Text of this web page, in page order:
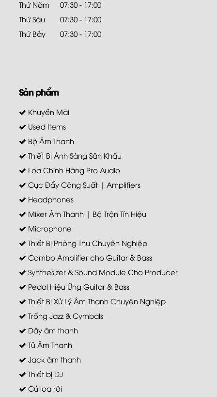
Thứ Năm
07:30 - 17:00
Thứ Sáu
07:30 - 17:00
Thứ Bảy
07:30 - 17:00
Sản phẩm
Khuyến Mãi
Used Items
Bộ Âm Thanh
Thiết Bị Ánh Sáng Sân Khấu
Loa Chính Hãng Pro Audio
Cục Đẩy Công Suất | Amplifiers
Headphones
Mixer Âm Thanh | Bộ Trộn Tín Hiệu
Microphone
Thiết Bị Phòng Thu Chuyên Nghiệp
Combo Amplifier cho Guitar & Bass
Synthesizer & Sound Module Cho Producer
Pedal Hiệu Ứng Guitar & Bass
Thiết Bị Xử Lý Âm Thanh Chuyên Nghiệp
Trống Jazz & Cymbals
Dây âm thanh
Tủ Âm Thanh
Jack âm thanh
Thiết bị DJ
Củ loa rời